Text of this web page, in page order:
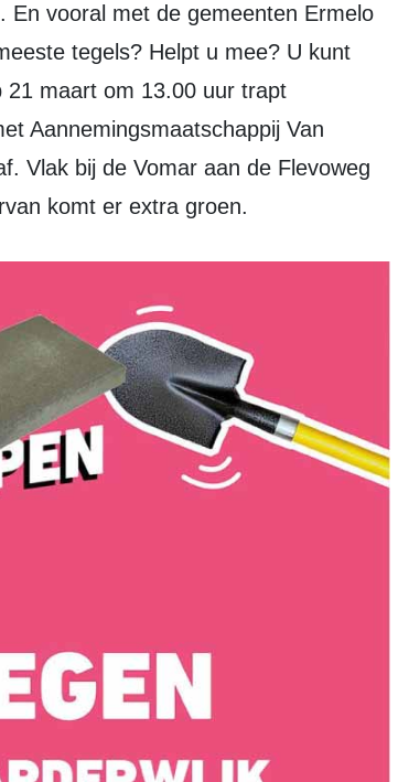
En vooral met de gemeenten Ermelo
tegels? Helpt u mee? U kunt
21 maart om 13.00 uur trapt
Aannemingsmaatschappij Van
Vlak bij de Vomar aan de Flevoweg
komt er extra groen.